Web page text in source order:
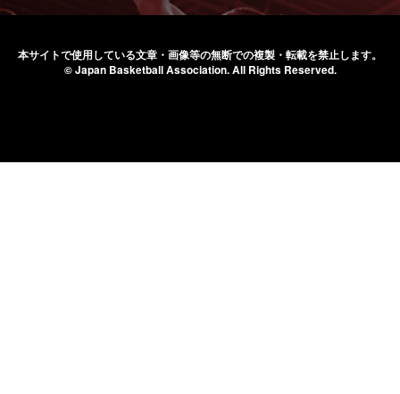
本サイトで使用している文章・画像等の無断での複製・転載を禁止します。
© Japan Basketball Association.All Rights Reserved.